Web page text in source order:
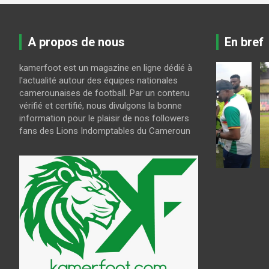
A propos de nous
kamerfoot est un magazine en ligne dédié à
l'actualité autour des équipes nationales
camerounaises de football. Par un contenu
vérifié et certifié, nous divulgons la bonne
information pour le plaisir de nos followers
fans des Lions Indomptables du Cameroun
En bref
LES LIONS INDOMPTABLES
CAN U23 Maroc 2027 :
Guy Feutchine
présélectionne 30
août 6, 2026 kamerfoot
COUPE
Coupe
le
de
août 6,